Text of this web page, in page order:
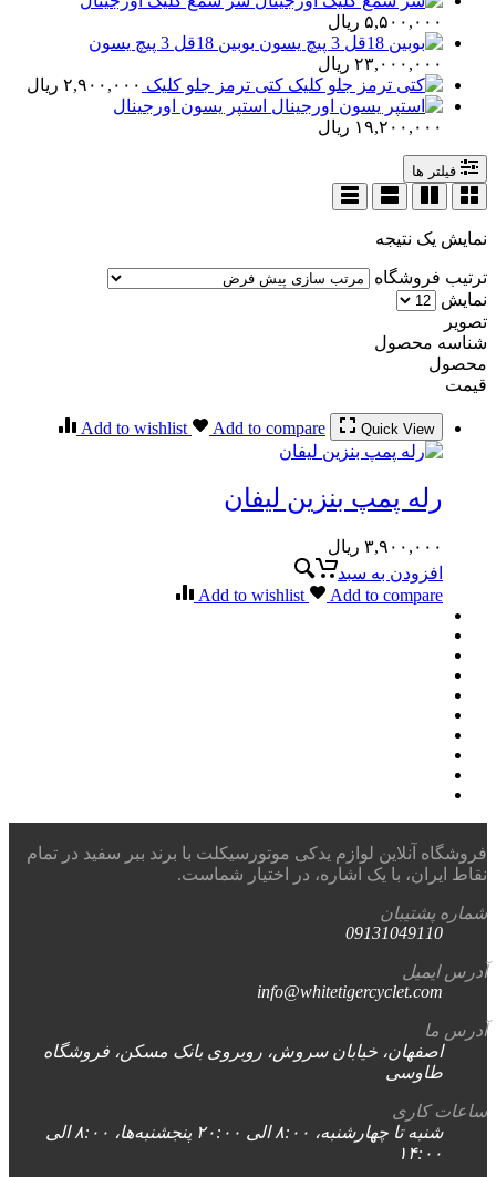
۵,۵۰۰,۰۰۰ ریال
بوبین 18قل 3 پیچ یسون
۲۳,۰۰۰,۰۰۰ ریال
کتی ترمز جلو کلیک ۲,۹۰۰,۰۰۰ ریال
استپر یسون اورجینال
۱۹,۲۰۰,۰۰۰ ریال
فیلتر ها
نمایش یک نتیجه
ترتیب فروشگاه
نمایش
تصویر
شناسه محصول
محصول
قیمت
Quick View
Add to wishlist Add to compare
رله پمپ بنزین لیفان
۳,۹۰۰,۰۰۰ ریال
افزودن به سبد
Add to wishlist
Add to compare
فروشگاه آنلاین لوازم یدکی موتورسیکلت با برند ببر سفید در تمام
نقاط ایران، با یک اشاره، در اختیار شماست.
شماره پشتیبان
09131049110
آدرس ایمیل
info@whitetigercyclet.com
آدرس ما
اصفهان، خیابان سروش، روبروی بانک مسکن، فروشگاه
طاوسی
ساعات کاری
شنبه تا چهارشنبه، ۸:۰۰ الی ۲۰:۰۰ پنجشنبه‌ها، ۸:۰۰ الی
۱۴:۰۰